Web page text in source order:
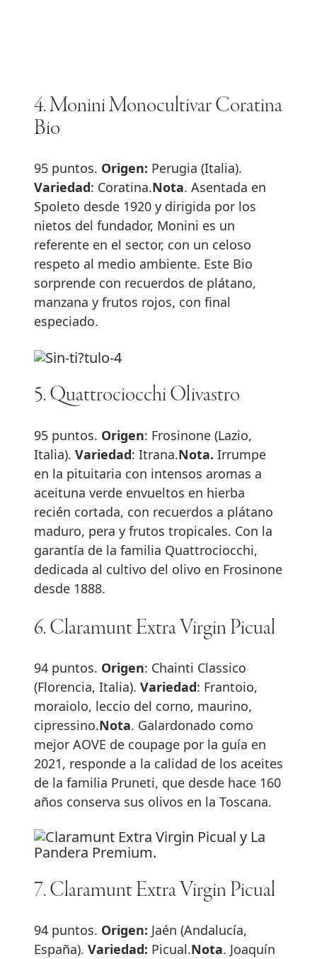
4. Monini Monocultivar Coratina
Bio
95 puntos. Origen: Perugia (Italia).
Variedad: Coratina.Nota. Asentada en
Spoleto desde 1920 y dirigida por los
nietos del fundador, Monini es un
referente en el sector, con un celoso
respeto al medio ambiente. Este Bio
sorprende con recuerdos de plátano,
manzana y frutos rojos, con final
especiado.
5. Quattrociocchi Olivastro
95 puntos. Origen: Frosinone (Lazio,
Italia). Variedad: Itrana.Nota. Irrumpe
en la pituitaria con intensos aromas a
aceituna verde envueltos en hierba
recién cortada, con recuerdos a plátano
maduro, pera y frutos tropicales. Con la
garantía de la familia Quattrociocchi,
dedicada al cultivo del olivo en Frosinone
desde 1888.
6. Claramunt Extra Virgin Picual
94 puntos. Origen: Chainti Classico
(Florencia, Italia). Variedad: Frantoio,
moraiolo, leccio del corno, maurino,
cipressino.Nota. Galardonado como
mejor AOVE de coupage por la guía en
2021, responde a la calidad de los aceites
de la familia Pruneti, que desde hace 160
años conserva sus olivos en la Toscana.
7. Claramunt Extra Virgin Picual
94 puntos. Origen: Jaén (Andalucía,
España). Variedad: Picual.Nota. Joaquín